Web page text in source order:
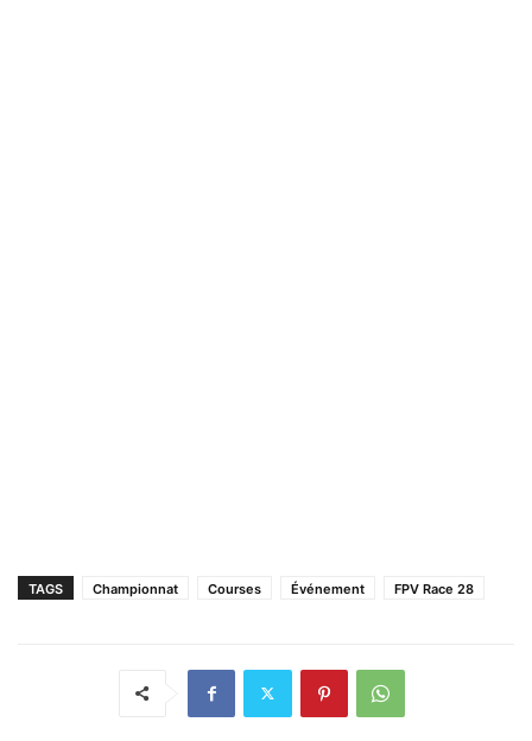
TAGS Championnat Courses Événement FPV Race 28